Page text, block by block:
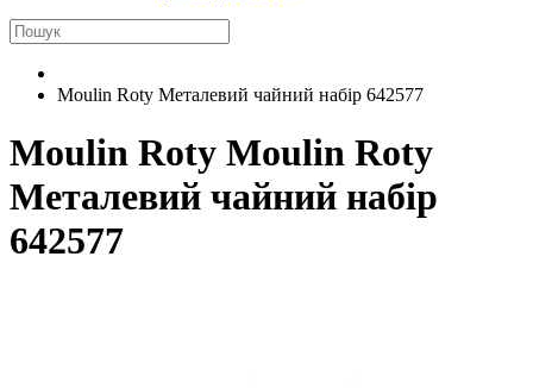
Moulin Roty Металевий чайний набір 642577
Moulin Roty Moulin Roty
Металевий чайний набір
642577